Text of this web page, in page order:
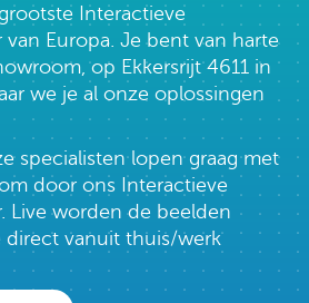
Interactieve
van Europa. Je bent van harte
op Ekkersrijt 4611 in
we je al onze oplossingen
specialisten lopen graag met
door ons Interactieve
Live worden de beelden
vanuit thuis/werk